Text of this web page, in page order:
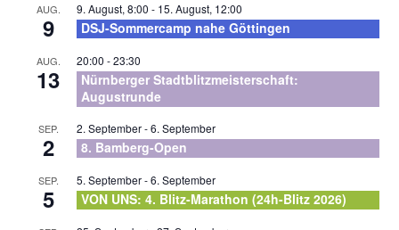
AUG.
9
9. August, 8:00 - 15. August, 12:00
DSJ-Sommercamp nahe Göttingen
AUG.
13
20:00 -23:30
Nürnberger Stadtblitzmeisterschaft:
Augustrunde
SEP.
2
2. September-6. September
8. Bamberg-Open
SEP.
5
5. September-6. September
VON UNS: 4. Blitz-Marathon (24h-Blitz 2026)